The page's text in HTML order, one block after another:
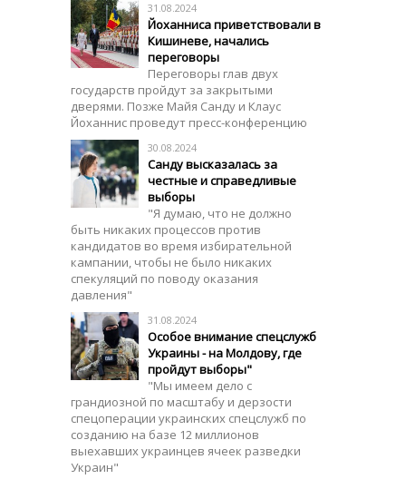
31.08.2024
Йоханниса приветствовали в
Кишиневе, начались
переговоры
Переговоры глав двух
государств пройдут за закрытыми
дверями. Позже Майя Санду и Клаус
Йоханнис проведут пресс-конференцию
30.08.2024
Санду высказалась за
честные и справедливые
выборы
"Я думаю, что не должно
быть никаких процессов против
кандидатов во время избирательной
кампании, чтобы не было никаких
спекуляций по поводу оказания
давления"
31.08.2024
Особое внимание спецслужб
Украины - на Молдову, где
пройдут выборы"
"Мы имеем дело с
грандиозной по масштабу и дерзости
спецоперации украинских спецслужб по
созданию на базе 12 миллионов
выехавших украинцев ячеек разведки
Украин"